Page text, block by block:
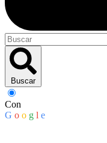
Buscar
Con
G o o g l e